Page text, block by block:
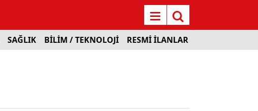
SAĞLIK BİLİM / TEKNOLOJİ RESMİ İLANLAR